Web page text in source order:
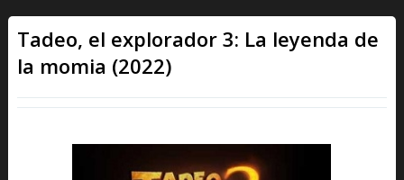
Tadeo, el explorador 3: La leyenda de
la momia (2022)